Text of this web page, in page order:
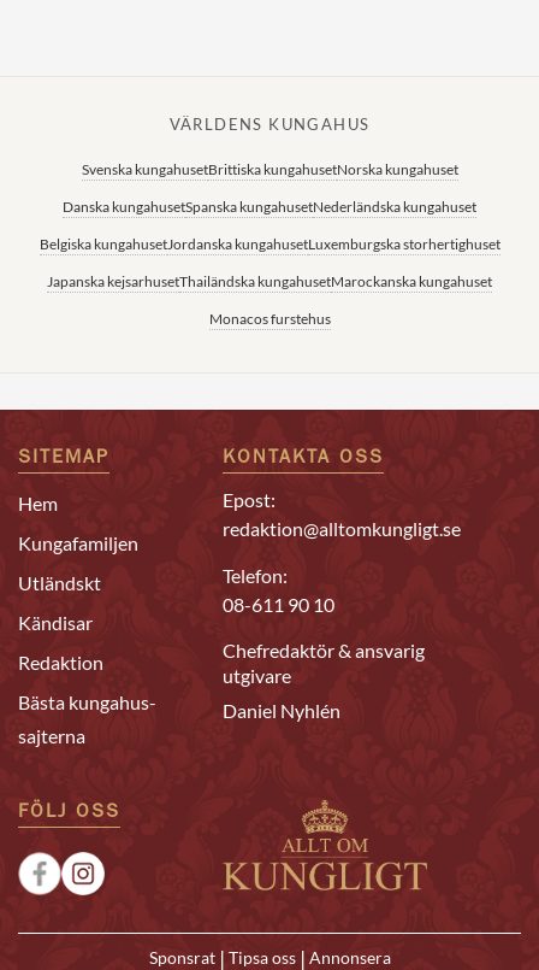
VÄRLDENS KUNGAHUS
Svenska kungahusetBrittiska kungahusetNorska kungahuset
Danska kungahusetSpanska kungahusetNederländska kungahuset
Belgiska kungahusetJordanska kungahusetLuxemburgska storhertighuset
Japanska kejsarhusetThailändska kungahusetMarockanska kungahuset
Monacos furstehus
SITEMAP
Hem
Kungafamiljen
Utländskt
Kändisar
Redaktion
Bästa kungahus-
sajterna
KONTAKTA OSS
Epost:
redaktion@alltomkungligt.se
Telefon:
08-611 90 10
Chefredaktör & ansvarig
utgivare
Daniel Nyhlén
FÖLJ OSS
Sponsrat | Tipsa oss | Annonsera